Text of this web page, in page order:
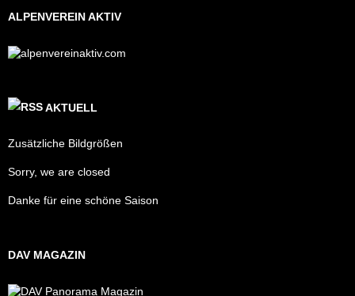
ALPENVEREIN AKTIV
AKTUELL
Zusätzliche Bildgrößen
Sorry, we are closed
Danke für eine schöne Saison
DAV MAGAZIN